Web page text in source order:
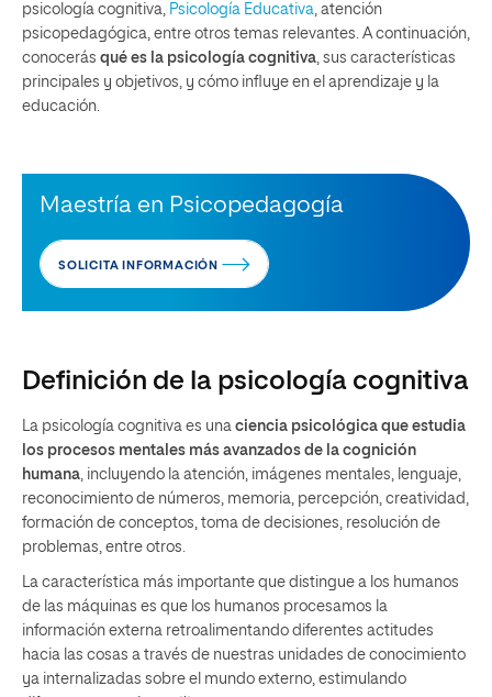
psicología cognitiva,
Psicología Educativa , atención
psicopedagógica, entre otros temas relevantes. A continuación,
conocerás qué es la psicología cognitiva , sus características
principales y objetivos, y cómo influye en el aprendizaje y la
educación.
Maestría en Psicopedagogía
SOLICITA INFORMACIÓN
Definición de la psicología cognitiva
La psicología cognitiva es una ciencia psicológica que estudia
los procesos mentales más avanzados de la cognición
humana , incluyendo la atención, imágenes mentales, lenguaje,
reconocimiento de números, memoria, percepción, creatividad,
formación de conceptos, toma de decisiones, resolución de
problemas, entre otros.
La característica más importante que distingue a los humanos
de las máquinas es que los humanos procesamos la
información externa retroalimentando diferentes actitudes
hacia las cosas a través de nuestras unidades de conocimiento
ya internalizadas sobre el mundo externo, estimulando